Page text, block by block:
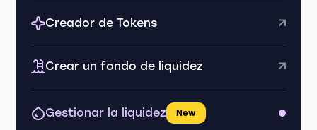
Creador de Tokens
Crear un fondo de liquidez
Gestionar la liquidez New